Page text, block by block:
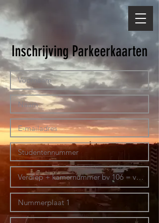
Inschrijving Parkeerkaarten